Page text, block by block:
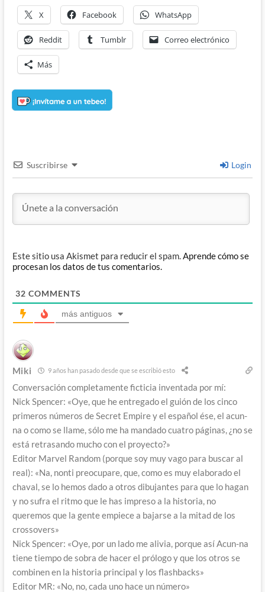
X Facebook WhatsApp
Reddit Tumblr Correo electrónico
Más
Suscribirse Login
Este sitio usa Akismet para reducir el spam.Aprende cómo se
procesan los datos de tus comentarios.
32 COMMENTS
más antiguos
Miki 9 años han pasado desde que se escribió esto
Conversación completamente ficticia inventada por mí:
Nick Spencer: «Oye, que he entregado el guión de los cinco
primeros números de Secret Empire y el español ése, el acun-
na o como se llame, sólo me ha mandado cuatro páginas, ¿no se
está retrasando mucho con el proyecto?»
Editor Marvel Random (porque soy muy vago para buscar al
real): «Na, nonti preocupare, que, como es muy elaborado el
chaval, se lo hemos dado a otros dibujantes para que lo hagan
y no sufra el ritmo que le has impreso a la historia, no
queremos que la gente empiece a bajarse a la mitad de los
crossovers»
Nick Spencer: «Oye, por un lado me alivia, porque así Acun-na
tiene tiempo de sobra de hacer el prólogo y que los otros se
combinen en la historia principal y los flashbacks»
Editor MR: «No, no, cada uno hace un número»